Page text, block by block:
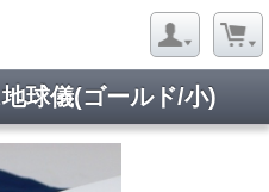
球儀(ゴールド/小)